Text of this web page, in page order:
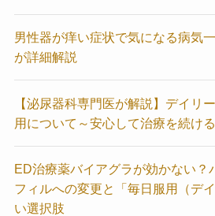
男性器が痒い症状で気になる病気
が詳細解説
【泌尿器科専門医が解説】デイリ
用について～安心して治療を続け
ED治療薬バイアグラが効かない？
フィルへの変更と「毎日服用（デ
い選択肢